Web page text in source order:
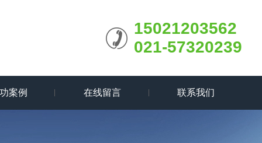
15021203562
021-57320239
案例 在线留言 联系我们